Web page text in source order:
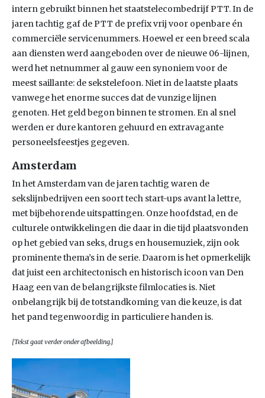
intern gebruikt binnen het staatstelecombedrijf PTT. In de
jaren tachtig gaf de PTT de prefix vrij voor openbare én
commerciële servicenummers. Hoewel er een breed scala
aan diensten werd aangeboden over de nieuwe 06-lijnen,
werd het netnummer al gauw een synoniem voor de
meest saillante: de sekstelefoon. Niet in de laatste plaats
vanwege het enorme succes dat de vunzige lijnen
genoten. Het geld begon binnen te stromen. En al snel
werden er dure kantoren gehuurd en extravagante
personeelsfeestjes gegeven.
Amsterdam
In het Amsterdam van de jaren tachtig waren de
sekslijnbedrijven een soort tech start-ups avant la lettre,
met bijbehorende uitspattingen. Onze hoofdstad, en de
culturele ontwikkelingen die daar in die tijd plaatsvonden
op het gebied van seks, drugs en housemuziek, zijn ook
prominente thema’s in de serie. Daarom is het opmerkelijk
dat juist een architectonisch en historisch icoon van Den
Haag een van de belangrijkste filmlocaties is. Niet
onbelangrijk bij de totstandkoming van die keuze, is dat
het pand tegenwoordig in particuliere handen is.
[Tekst gaat verder onder afbeelding.]